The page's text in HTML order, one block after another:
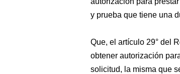
y prueba que tiene una
Que, el artículo 29° del
obtener autorización
solicitud, la misma que